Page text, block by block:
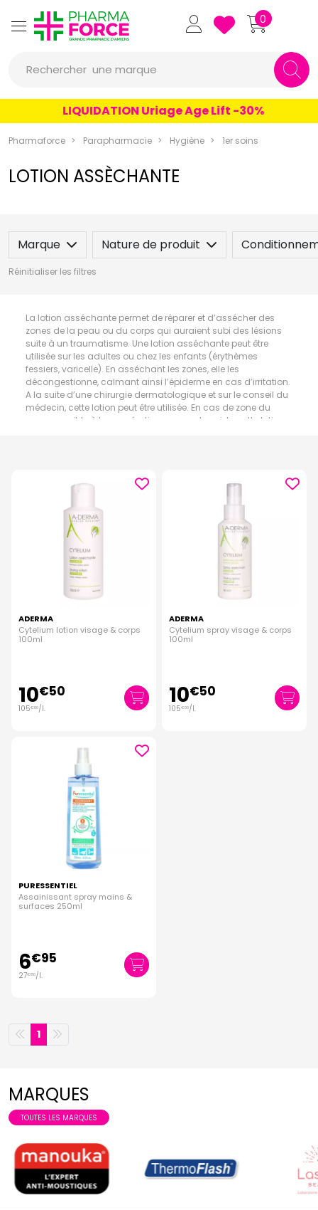
Pharmaforce Grande Pharmacie
0
Rechercher
un conseil
un produit
une marque
LIQUIDATION Uriage Age Lift -30%
Pharmaforce Parapharmacie Hygiène 1er soins
LOTION ASSÈCHANTE
Marque Nature de produit
Réinitialiser les filtres
La lotion asséchante permet de réparer et d’assécher des
zones de la peau ou du corps qui auraient subi des lésions
suite à un traumatisme. Une lotion asséchante peut être
utilisée sur les adultes ou chez les enfants (érythèmes
fessiers, varicelle). En asséchant les zones, elle les
décongestionne, calmant ainsi l’épiderme en cas d’irritation.
A la suite d’une chirurgie dermatologique et sur le conseil du
médecin, cette lotion peut être utilisée. En cas de zone du
corps sensible à la macération ou zone humide, cette lotion
ADERMA
Cytelium lotion visage & corps
100ml
10€50
105€00/l.
ADERMA
Cytelium spray visage & corps
100ml
10€50
105€00/l.
PURESSENTIEL
Assainissant spray mains &
surfaces 250ml
6€95
27€80/l.
1
MARQUES
TOUTES LES MARQUES